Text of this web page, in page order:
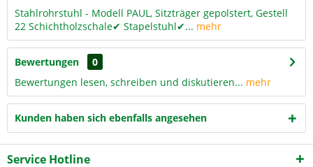
Stahlrohrstuhl - Modell PAUL, Sitzträger gepolstert, Gestell
22 Schichtholzschale✔ Stapelstuhl✔... mehr
Bewertungen
0
Bewertungen lesen, schreiben und diskutieren... mehr
Kunden haben sich ebenfalls angesehen
Service Hotline